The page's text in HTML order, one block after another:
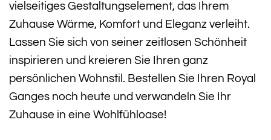
vielseitiges Gestaltungselement, das Ihrem
Zuhause Wärme, Komfort und Eleganz verleiht.
Lassen Sie sich von seiner zeitlosen Schönheit
inspirieren und kreieren Sie Ihren ganz
persönlichen Wohnstil. Bestellen Sie Ihren Royal
Ganges noch heute und verwandeln Sie Ihr
Zuhause in eine Wohlfühloase!